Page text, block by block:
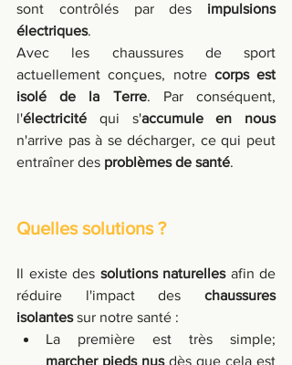
sont contrôlés par des impulsions
électriques.
Avec les chaussures de sport
actuellement conçues, notre corps est
isolé de la Terre. Par conséquent,
l'électricité qui s'accumule en nous
n'arrive pas à se décharger, ce qui peut
entraîner des problèmes de santé.
Quelles solutions ?
Il existe des solutions naturelles afin de
réduire l'impact des chaussures
isolantes sur notre santé :
marcher pieds nus dès que cela est